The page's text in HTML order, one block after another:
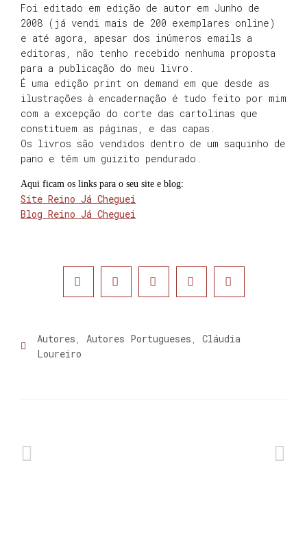
Foi editado em edição de autor em Junho de
2008 (já vendi mais de 200 exemplares online)
e até agora, apesar dos inúmeros emails a
editoras, não tenho recebido nenhuma proposta
para a publicação do meu livro.
É uma edição print on demand em que desde as
ilustrações à encadernação é tudo feito por mim
com a excepção do corte das cartolinas que
constituem as páginas, e das capas.
Os livros são vendidos dentro de um saquinho de
pano e têm um guizito pendurado.
Aqui ficam os links para o seu site e blog:
Site Reino Já Cheguei
Blog Reino Já Cheguei
Autores Autores Portugueses
Cláudia
Loureiro